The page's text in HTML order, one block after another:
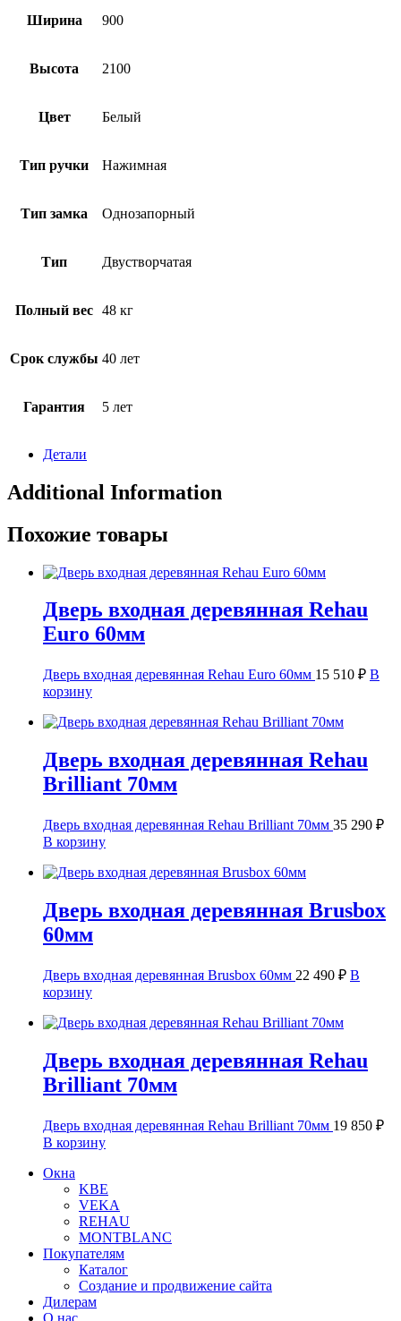
Ширина 900
Высота 2100
Цвет Белый
Тип ручки Нажимная
Тип замка Однозапорный
Тип Двустворчатая
Полный вес 48 кг
Срок службы 40 лет
Гарантия 5 лет
Детали
Additional Information
Похожие товары
Дверь входная деревянная Rehau
Euro 60мм
Дверь входная деревянная Rehau Euro 60мм 15 510 ₽ В
корзину
Дверь входная деревянная Rehau
Brilliant 70мм
Дверь входная деревянная Rehau Brilliant 70мм 35 290 ₽
В корзину
Дверь входная деревянная Brusbox
60мм
Дверь входная деревянная Brusbox 60мм 22 490 ₽ В
корзину
Дверь входная деревянная Rehau
Brilliant 70мм
Дверь входная деревянная Rehau Brilliant 70мм 19 850 ₽
В корзину
Окна
KBE
VEKA
REHAU
MONTBLANC
Покупателям
Каталог
Создание и продвижение сайта
Дилерам
О нас